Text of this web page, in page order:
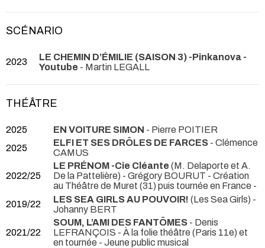
SCÉNARIO
2023
LE CHEMIN D’ÉMILIE (SAISON 3) -Pinkanova -
Youtube - Martin LEGALL
THÉÂTRE
2025 EN VOITURE SIMON - Pierre POITIER
2025
ELFI ET SES DRÔLES DE FARCES - Clémence
CAMUS
2022/25
LE PRÉNOM -Cie Cléante (M. Delaporte et A.
De la Pattelière) - Grégory BOURUT - Création
au Théâtre de Muret (31) puis tournée en France -
2019/22
LES SEA GIRLS AU POUVOIR! (Les Sea Girls) -
Johanny BERT
2021/22
SOUM, L’AMI DES FANTÔMES - Denis
LEFRANÇOIS - À la folie théâtre (Paris 11e) et
en tournée - Jeune public musical